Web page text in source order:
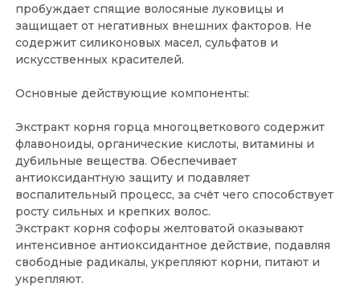
пробуждает спящие волосяные луковицы и
защищает от негативных внешних факторов. Не
содержит силиконовых масел, сульфатов и
искусственных красителей.
Основные действующие компоненты:
Экстракт корня горца многоцветкового содержит
флавоноиды, органические кислоты, витамины и
дубильные вещества. Обеспечивает
антиоксидантную защиту и подавляет
воспалительный процесс, за счёт чего способствует
росту сильных и крепких волос.
Экстракт корня софоры желтоватой оказывают
интенсивное антиоксидантное действие, подавляя
свободные радикалы, укрепляют корни, питают и
укрепляют.